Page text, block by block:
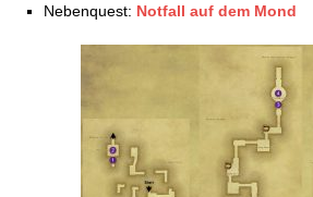
Nebenquest: Notfall auf dem Mond